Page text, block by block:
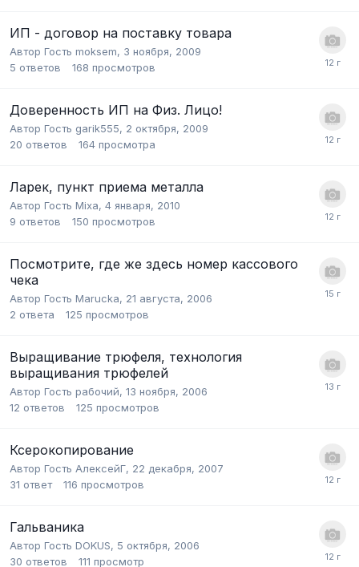
ИП - договор на поставку товара
Автор Гость moksem, 3 ноября, 2009
5 ответов 168 просмотров
Доверенность ИП на Физ. Лицо!
Автор Гость garik555, 2 октября, 2009
20 ответов 164 просмотра
Ларек, пункт приема металла
Автор Гость Mixa, 4 января, 2010
9 ответов 150 просмотров
Посмотрите, где же здесь номер кассового
чека
Автор Гость Marucka, 21 августа, 2006
2 ответа 125 просмотров
Выращивание трюфеля, технология
выращивания трюфелей
Автор Гость рабочий, 13 ноября, 2006
12 ответов 125 просмотров
Ксерокопирование
Автор Гость АлексейГ, 22 декабря, 2007
31 ответ 116 просмотров
Гальваника
Автор Гость DOKUS, 5 октября, 2006
30 ответов 111 просмотр